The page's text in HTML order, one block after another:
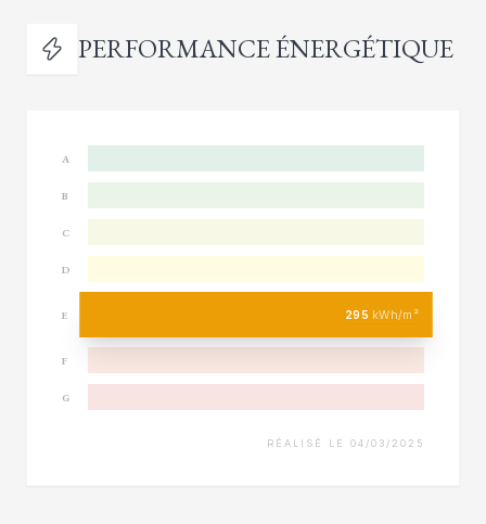
PERFORMANCE ÉNERGÉTIQUE
A
B
C
D
E 295 kWh/m²
F
G
RÉALISÉ LE 04/03/2025